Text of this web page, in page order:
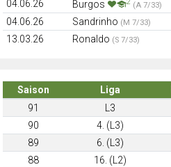
04.06.26 Burgos (A 7/33)
04.06.26
Sandrinho (M 7/33)
13.03.26
Ronaldo (S 7/33)
Saison Liga
91
L3
90
4. (L3)
89
6. (L3)
88
16. (L2)